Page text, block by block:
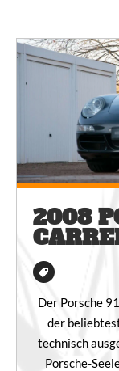
2008
Der Porsche
der
technisch
Porsche-